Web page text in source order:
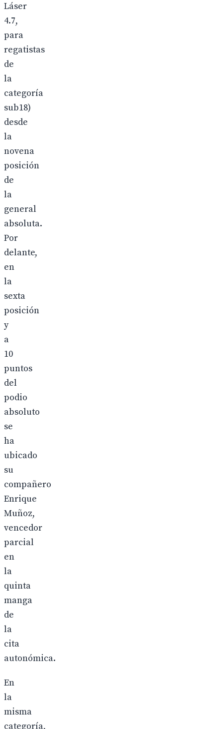
Láser
4.7,
para
regatistas
de
la
categoría
sub18)
desde
la
novena
posición
de
la
general
absoluta.
Por
delante,
en
la
sexta
posición
y
a
10
puntos
del
podio
absoluto
se
ha
ubicado
su
compañero
Enrique
Muñoz,
vencedor
parcial
en
la
quinta
manga
de
la
cita
autonómica.
En
la
misma
categoría,